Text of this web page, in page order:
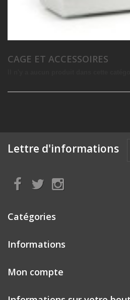
CAGE ET ACCESSOIRES
Lettre d'informations
Catégories
Informations
Mon compte